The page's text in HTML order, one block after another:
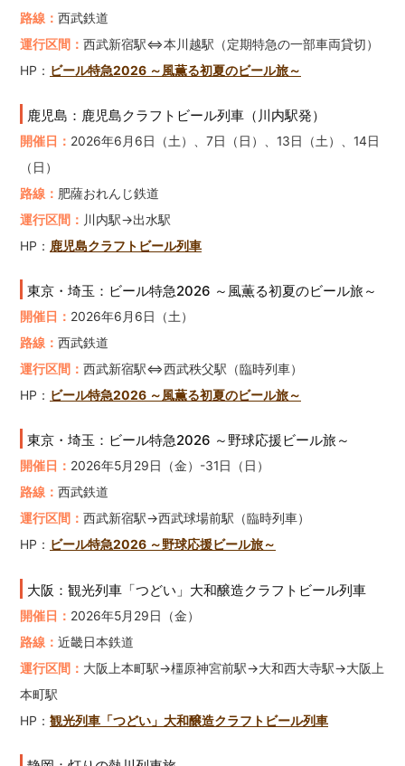
路線： 西武鉄道
運行区間： 西武新宿駅⇔本川越駅（定期特急の一部車両貸切）
HP： ビール特急2026 ～風薫る初夏のビール旅～
鹿児島：鹿児島クラフトビール列車（川内駅発）
開催日： 2026年6月6日（土）、7日（日）、13日（土）、14日
（日）
路線： 肥薩おれんじ鉄道
運行区間： 川内駅→出水駅
HP： 鹿児島クラフトビール列車
東京・埼玉：ビール特急2026 ～風薫る初夏のビール旅～
開催日： 2026年6月6日（土）
路線： 西武鉄道
運行区間： 西武新宿駅⇔西武秩父駅（臨時列車）
HP： ビール特急2026 ～風薫る初夏のビール旅～
東京・埼玉：ビール特急2026 ～野球応援ビール旅～
開催日： 2026年5月29日（金）-31日（日）
路線： 西武鉄道
運行区間： 西武新宿駅→西武球場前駅（臨時列車）
HP： ビール特急2026 ～野球応援ビール旅～
大阪：観光列車「つどい」大和醸造クラフトビール列車
開催日： 2026年5月29日（金）
路線： 近畿日本鉄道
運行区間： 大阪上本町駅→橿原神宮前駅→大和西大寺駅→大阪上
本町駅
HP： 観光列車「つどい」大和醸造クラフトビール列車